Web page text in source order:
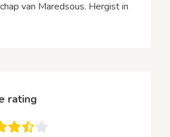
van Maredsous. Hergist in
rating